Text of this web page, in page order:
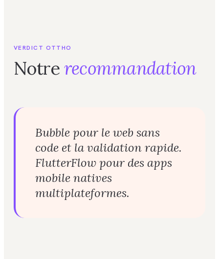
VERDICT OTTHO
Notrerecommandation
Bubble pour le web sans
code et la validation rapide.
FlutterFlow pour des apps
mobile natives
multiplateformes.